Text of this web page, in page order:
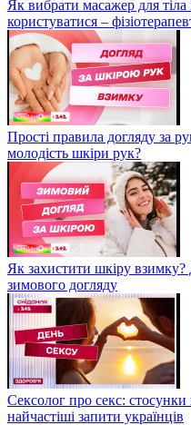
Як вибрати масажер для
користуватися –
Прості правила догляду за
молодість шкіри рук?
Як захистити шкіру
зимового догляду
Сексолог про секс: стосунки
найчастіші запити українців